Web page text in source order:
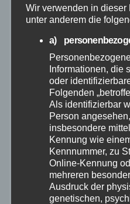
Mai 2026
April 2026
März 2026
Februar 2026
Januar 2026
Dezember 2025
November 2025
Wir verwenden in dieser
unter anderem die
a)
Informationen, die
oder
Folgenden
Als identifizierbar
Person
insbesondere
Kennung wie
Kennnummer, zu
Online-Kennung
mehreren
Ausdruck der
genetischen,